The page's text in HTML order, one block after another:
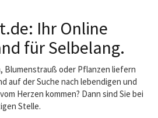
Ihr Online
für Selbelang.
Blumenstrauß oder Pflanzen liefern
auf der Suche nach lebendigen und
Herzen kommen? Dann sind Sie bei
Stelle.